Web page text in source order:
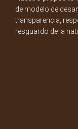
de modelo de
transparencia,
resguardo de la